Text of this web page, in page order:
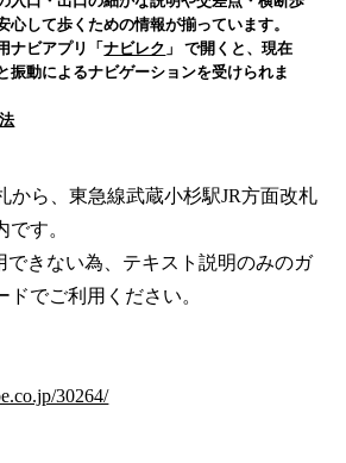
心して歩くための情報が揃っています。
ナビアプリ「ナビレク 」 で開くと、現在
振動によるナビゲーションを受けられま
から、東急線武蔵小杉駅JR方面改札
です。
できない為、テキスト説明のみのガ
でご利用ください。
30264/